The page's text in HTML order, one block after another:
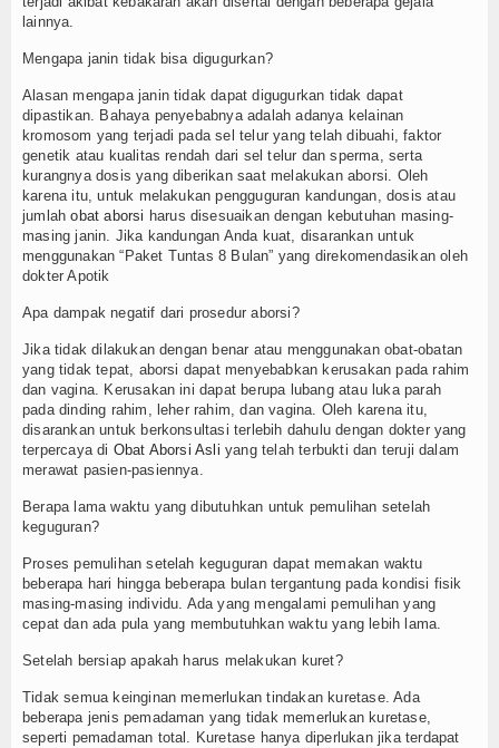
lainnya.
Mengapa janin tidak bisa digugurkan?
Alasan mengapa janin tidak dapat digugurkan tidak dapat
dipastikan. Bahaya penyebabnya adalah adanya kelainan
kromosom yang terjadi pada sel telur yang telah dibuahi, faktor
genetik atau kualitas rendah dari sel telur dan sperma, serta
kurangnya dosis yang diberikan saat melakukan aborsi. Oleh
karena itu, untuk melakukan pengguguran kandungan, dosis atau
jumlahobat aborsi harus disesuaikan dengan kebutuhan masing-
masing janin. Jika kandungan Anda kuat, disarankan untuk
menggunakan “Paket Tuntas 8 Bulan” yang direkomendasikan oleh
dokter Apotik
Apa dampak negatif dari prosedur aborsi?
Jika tidak dilakukan dengan benar atau menggunakan obat-obatan
yang tidak tepat, aborsi dapat menyebabkan kerusakan pada rahim
dan vagina. Kerusakan ini dapat berupa lubang atau luka parah
pada dinding rahim, leher rahim, dan vagina. Oleh karena itu,
disarankan untuk berkonsultasi terlebih dahulu dengan dokter yang
terpercaya di Obat Aborsi Asli yang telah terbukti dan teruji dalam
merawat pasien-pasiennya.
Berapa lama waktu yang dibutuhkan untuk pemulihan setelah
keguguran?
Proses pemulihan setelah keguguran dapat memakan waktu
beberapa hari hingga beberapa bulan tergantung pada kondisi fisik
masing-masing individu. Ada yang mengalami pemulihan yang
cepat dan ada pula yang membutuhkan waktu yang lebih lama.
Setelah bersiap apakah harus melakukan kuret?
Tidak semua keinginan memerlukan tindakan kuretase. Ada
beberapa jenis pemadaman yang tidak memerlukan kuretase,
seperti pemadaman total. Kuretase hanya diperlukan jika terdapat